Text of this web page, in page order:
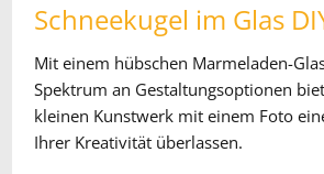
Schneekugel im Glas
Mit einem hübschen Marmeladen-
Spektrum an Gestaltungsoptionen
kleinen Kunstwerk mit einem Foto
Ihrer Kreativität überlassen.